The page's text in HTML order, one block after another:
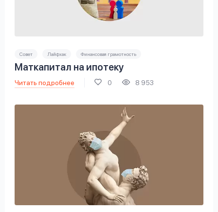
Совет Лайфхак Финансовая грамотность
Маткапитал на ипотеку
Читать подробнее 0 8 953